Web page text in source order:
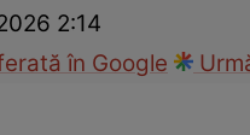
2:14
în Google